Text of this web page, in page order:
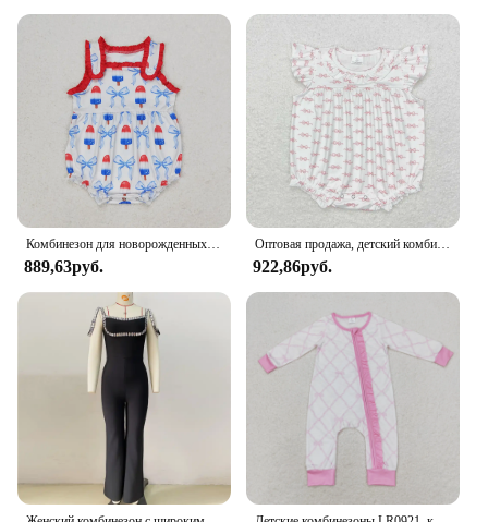
889,63руб.
Оптовая продажа, детский комбинезон с короткими рукавами и бантом для маленьких девочек, детский розовый клетчатый комбинезон для новорожденных, комбинезон с пузырьками, летняя одежда
922,86руб.